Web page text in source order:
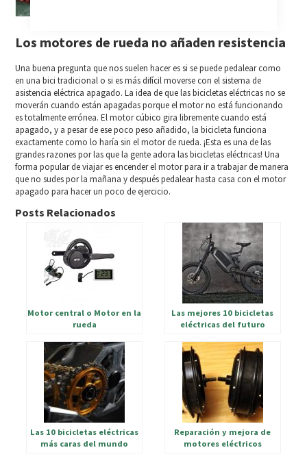
Los motores de rueda no añaden resistencia
Una buena pregunta que nos suelen hacer es si se puede pedalear como
en una bici tradicional o si es más difícil moverse con el sistema de
asistencia eléctrica apagado. La idea de que las bicicletas eléctricas no se
moverán cuando están apagadas porque el motor no está funcionando
es totalmente errónea. El motor cúbico gira libremente cuando está
apagado, y a pesar de ese poco peso añadido, la bicicleta funciona
exactamente como lo haría sin el motor de rueda. ¡Esta es una de las
grandes razones por las que la gente adora las bicicletas eléctricas! Una
forma popular de viajar es encender el motor para ir a trabajar de manera
que no sudes por la mañana y después pedalear hasta casa con el motor
apagado para hacer un poco de ejercicio.
Posts Relacionados
Motor central o Motor en la
rueda
Las mejores 10 bicicletas
eléctricas del futuro
Las 10 bicicletas eléctricas
más caras del mundo
Reparación y mejora de
motores eléctricos